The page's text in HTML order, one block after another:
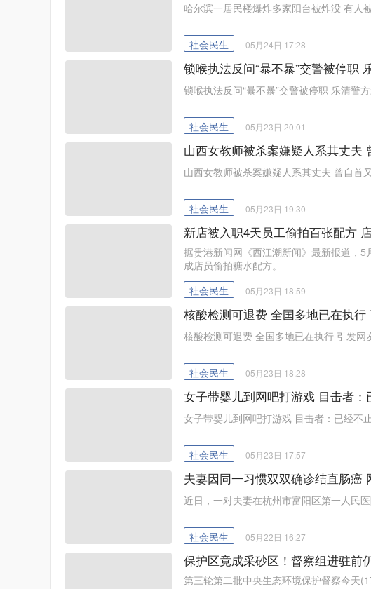
哈尔滨一居民楼爆炸多家阳台被炸没 有人
社会民生 05月24日 17:28
锁喉执法反问“暴不暴”交警被停职
锁喉执法反问“暴不暴”交警被停职 乐清警
社会民生 05月23日 20:01
山西女教师被杀案嫌疑人系其丈夫
山西女教师被杀案嫌疑人系其丈夫 曾自首
社会民生 05月23日 19:30
新店被入职4天员工偷拍百张配方
据贵港新闻网《西江潮新闻》最新报道，
成店员偷拍糖水配方。
社会民生
05月23日 18:59
核酸检测可退费 全国多地已在执行
核酸检测可退费 全国多地已在执行 引发网
社会民生 05月23日 18:28
女子带婴儿到网吧打游戏 目击者：
女子带婴儿到网吧打游戏 目击者：已经不
社会民生 05月23日 17:57
夫妻因同一习惯双双确诊结直肠癌
近日，一对夫妻在杭州市富阳区第一人民
社会民生 05月22日 16:27
保护区竟成采砂区！督察组进驻前
第三轮第二批中央生态环境保护督察今天